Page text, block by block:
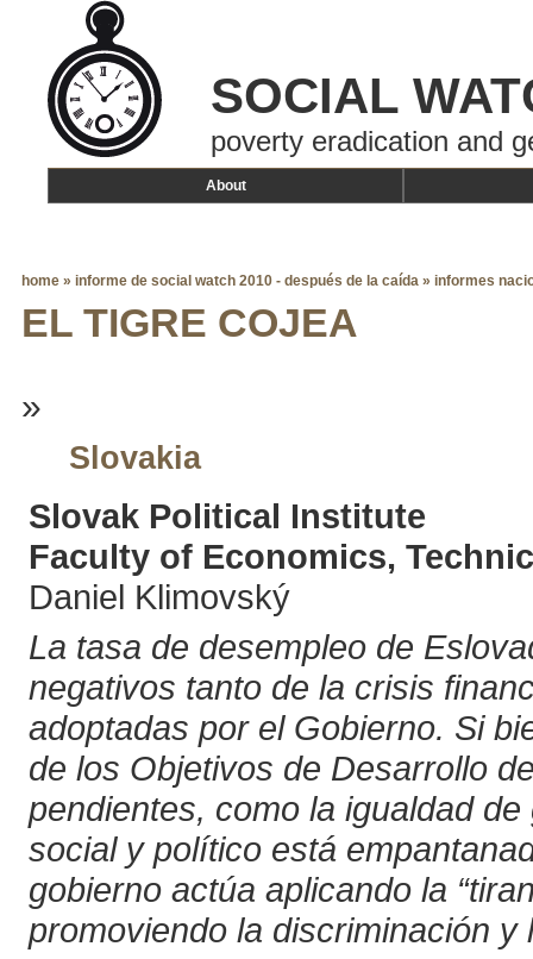
SOCIAL
poverty eradication and
About
home » informe de social watch 2010 - después de la caída » informes
EL TIGRE COJEA
»
Slovakia
Slovak Political Institute
Faculty of Economics,
Daniel Klimovský
La tasa de desempleo de
negativos tanto de la crisis
adoptadas por el Gobierno. Si
de los Objetivos de Desarrollo
pendientes, como la igualdad
social y político está
gobierno actúa aplicando la
promoviendo la discriminación y